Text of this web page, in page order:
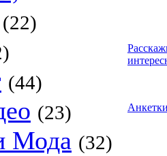
(22)
(44)
(23)
Мода (32)